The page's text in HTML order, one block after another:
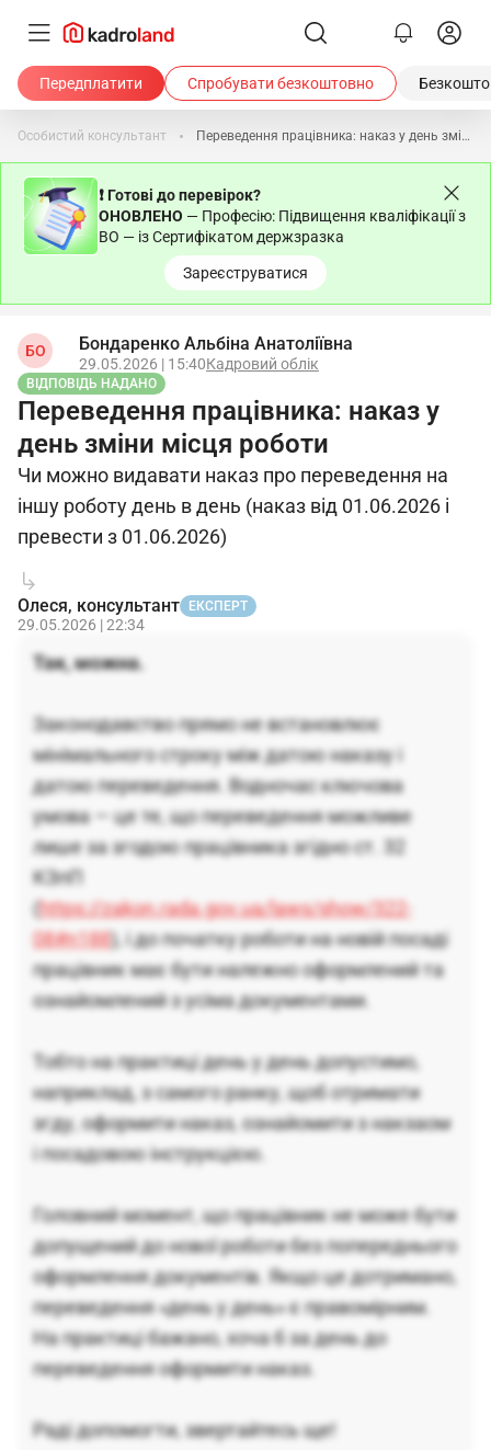
Передплатити Спробувати безкоштовно
Особистий консультант Переведення працівника: наказ у день зміни місця роботи
❗ Готові до перевірок?
ОНОВЛЕНО — Професію: Підвищення кваліфікації з
ВО — із Сертифікатом держзразка
Зареєструватися
БО Бондаренко Альбіна Анатоліївна
29.05.2026 | 15:40Кадровий облік
ВІДПОВІДЬ НАДАНО
Переведення працівника: наказ у
день зміни місця роботи
Чи можно видавати наказ про переведення на
іншу роботу день в день (наказ від 01.06.2026 і
превести з 01.06.2026)
Олеся, консультант ЕКСПЕРТ
29.05.2026 | 22:34
Так, можна.
Законодавство прямо не встановлює
мінімального строку між датою наказу і
датою переведення. Водночас ключова
умова — це те, що переведення можливе
лише за згодою працівника згідно ст. 32
КЗпП
(https://zakon.rada.gov.ua/laws/show/322-
08#n188), і до початку роботи на новій посаді
працівник має бути належно оформлений та
ознайомлений з усіма документами.
Тобто на практиці день у день допустимо,
наприклад, з самого ранку, щоб отримати
згду, оформити наказ, ознайомити з накзаом
і посадовою інструкцією.
Головний момент, що працівник не може бути
допущений до нової роботи без попереднього
оформлення документів. Якщо це дотримано,
переведення «день у день» є правомірним.
На практиці бажано, хоча б за день до
переведення оформити наказ.
Раді допомогти, звертайтесь ще!